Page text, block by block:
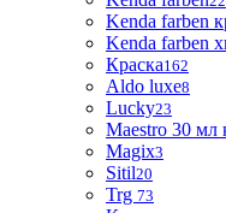
Kenda farben
Kenda farben
Краска162
Aldo luxe8
Lucky23
Maestro 30 мл
Magix3
Sitil20
Trg 73